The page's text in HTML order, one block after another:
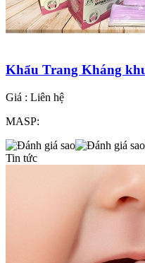
Khẩu Trang Kháng
Giá : Liên hệ
MASP:
Tin tức